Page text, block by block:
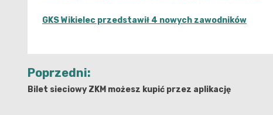
GKS Wikielec przedstawił 4 nowych zawodników
Nawigacja
wpisu
Poprzedni:
Bilet sieciowy ZKM możesz kupić przez aplikację